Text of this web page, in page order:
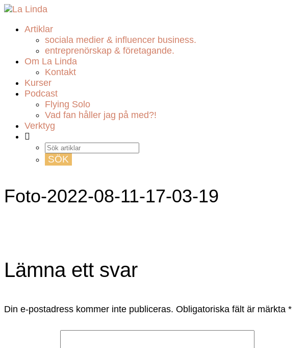
Artiklar
sociala medier & influencer business.
entreprenörskap & företagande.
Om La Linda
Kontakt
Kurser
Podcast
Flying Solo
Vad fan håller jag på med?!
Verktyg
Foto-2022-08-11-17-03-19
Lämna ett svar
Din e-postadress kommer inte publiceras. Obligatoriska fält är märkta *